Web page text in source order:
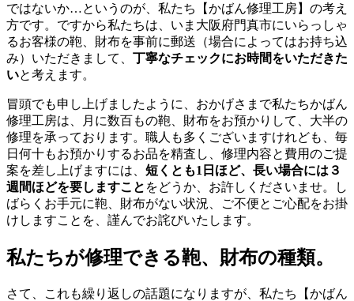
ではないか…というのが、私たち【かばん修理工房】の考え
方です。ですから私たちは、いま大阪府門真市にいらっしゃ
るお客様の鞄、財布を事前に郵送（場合によってはお持ち込
み）いただきまして、 丁寧なチェックにお時間をいただきた
いと考えます。
冒頭でも申し上げましたように、おかげさまで私たちかばん
修理工房は、月に数百もの鞄、財布をお預かりして、大半の
修理を承っております。職人も多くございますけれども、毎
日何十もお預かりするお品を精査し、修理内容と費用のご提
案を差し上げますには、 短くとも1日ほど、長い場合には３
週間ほどを要しますこと をどうか、お許しくださいませ。し
ばらくお手元に鞄、財布がない状況、ご不便とご心配をお掛
けしますことを、謹んでお詫びいたします。
私たちが修理できる鞄、財布の種類。
さて、これも繰り返しの話題になりますが、私たち【かばん